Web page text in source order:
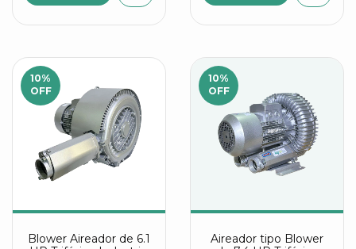
10%
OFF
Blower Aireador de 6.1
10%
OFF
Aireador tipo Blower